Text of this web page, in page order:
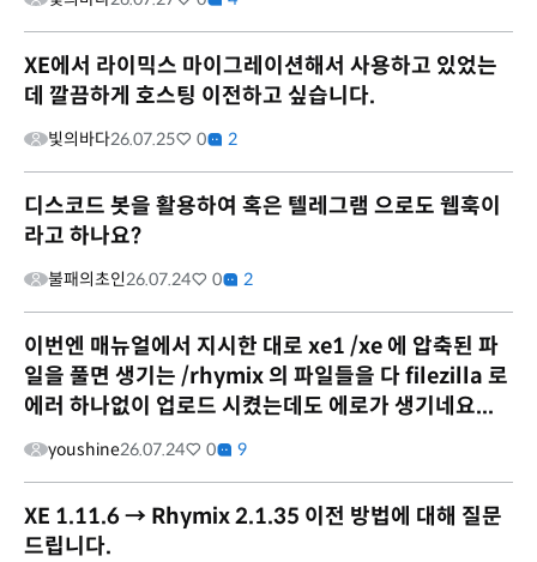
XE에서 라이믹스 마이그레이션해서 사용하고 있었는
데 깔끔하게 호스팅 이전하고 싶습니다.
빛의바다26.07.25 0 2
디스코드 봇을 활용하여 혹은 텔레그램 으로도 웹훅이
라고 하나요?
불패의초인26.07.24 0 2
이번엔 매뉴얼에서 지시한 대로 xe1 /xe 에 압축된 파
일을 풀면 생기는 /rhymix 의 파일들을 다 filezilla 로
에러 하나없이 업로드 시켰는데도 에로가 생기네요...
youshine26.07.24 0 9
XE 1.11.6 → Rhymix 2.1.35 이전 방법에 대해 질문
드립니다.